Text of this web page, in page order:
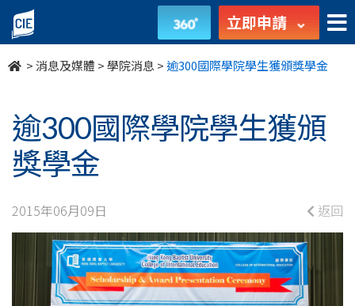
逾
300
際
學
院
學
生
獲
立即申請
>消息及媒體 >學院消息 >逾300國際學院學生獲頒獎學金
逾300國際學院學生獲頒
獎學金
2015年06月09日 返回